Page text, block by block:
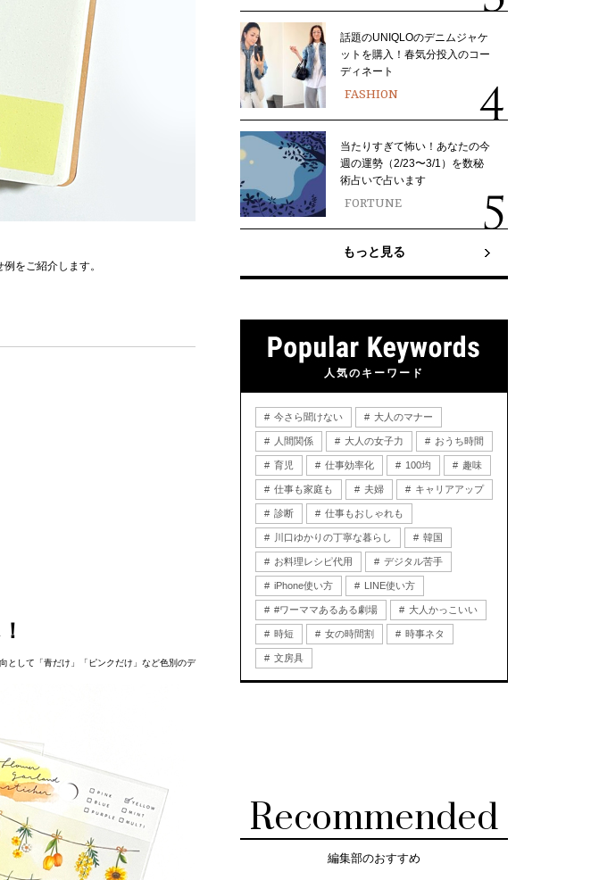
をご紹介します。
として「青だけ」「ピンクだけ」など色別のデ
話題のUNIQLOのデニムジャケ
ットを購入！春気分投入のコー
ディネート
FASHION
当たりすぎて怖い！あなたの今
週の運勢（2/23〜3/1）を数秘
術占いで占います
FORTUNE
もっと見る
人気のキーワード
今さら聞けない 大人のマナー
人間関係 大人の女子力 おうち時間
育児 仕事効率化 100均 趣味
仕事も家庭も 夫婦 キャリアアップ
診断 仕事もおしゃれも
川口ゆかりの丁寧な暮らし 韓国
お料理レシピ代用 デジタル苦手
iPhone使い方 LINE使い方
#ワーママあるある劇場 大人かっこいい
時短 女の時間割 時事ネタ
文房具
Recommended
編集部のおすすめ